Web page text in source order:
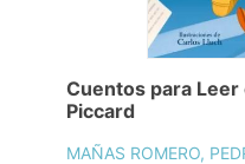
Cuentos para
Piccard
MAÑAS ROMERO,